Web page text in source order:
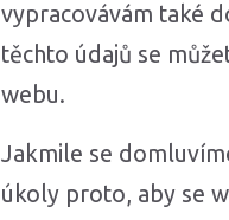
vypracovávám také
těchto údajů se
webu.
Jakmile se
úkoly proto, aby se